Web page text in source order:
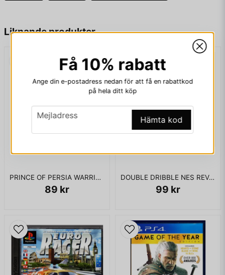
Liknande produkter
PRINCE OF PERSIA WARRIOR WITHIN XBOX
89 kr
DOUBLE DRIBBLE NES REV-A
99 kr
Namn
Ja, ni får publicera min fråga
Få 10% rabatt
Ange din e-postadress nedan för att få en rabattkod
på hela ditt köp
email
Mejladress Hämta kod